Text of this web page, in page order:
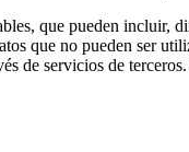
que pueden incluir,
que no pueden ser
de servicios de